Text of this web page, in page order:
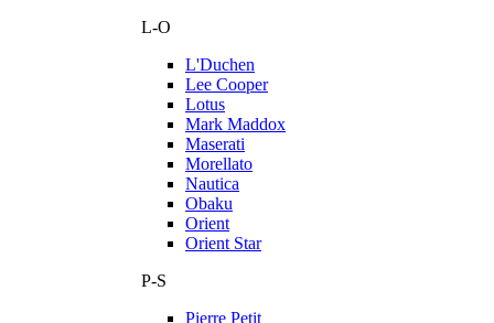
L-O
L'Duchen
Lee Cooper
Lotus
Mark Maddox
Maserati
Morellato
Nautica
Obaku
Orient
Orient Star
P-S
Pierre Petit